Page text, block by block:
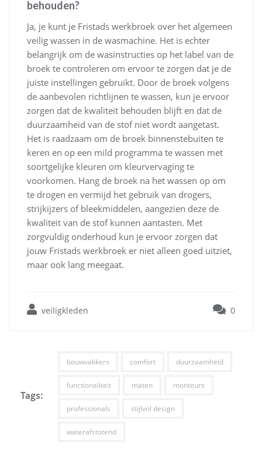
behouden?
Ja, je kunt je Fristads werkbroek over het algemeen
veilig wassen in de wasmachine. Het is echter
belangrijk om de wasinstructies op het label van de
broek te controleren om ervoor te zorgen dat je de
juiste instellingen gebruikt. Door de broek volgens
de aanbevolen richtlijnen te wassen, kun je ervoor
zorgen dat de kwaliteit behouden blijft en dat de
duurzaamheid van de stof niet wordt aangetast.
Het is raadzaam om de broek binnenstebuiten te
keren en op een mild programma te wassen met
soortgelijke kleuren om kleurvervaging te
voorkomen. Hang de broek na het wassen op om
te drogen en vermijd het gebruik van drogers,
strijkijzers of bleekmiddelen, aangezien deze de
kwaliteit van de stof kunnen aantasten. Met
zorgvuldig onderhoud kun je ervoor zorgen dat
jouw Fristads werkbroek er niet alleen goed uitziet,
maar ook lang meegaat.
veiligkleden 0
Tags:
bouwvakkers comfort duurzaamheid
functionaliteit maten monteurs
professionals stijlvol design
waterafstotend